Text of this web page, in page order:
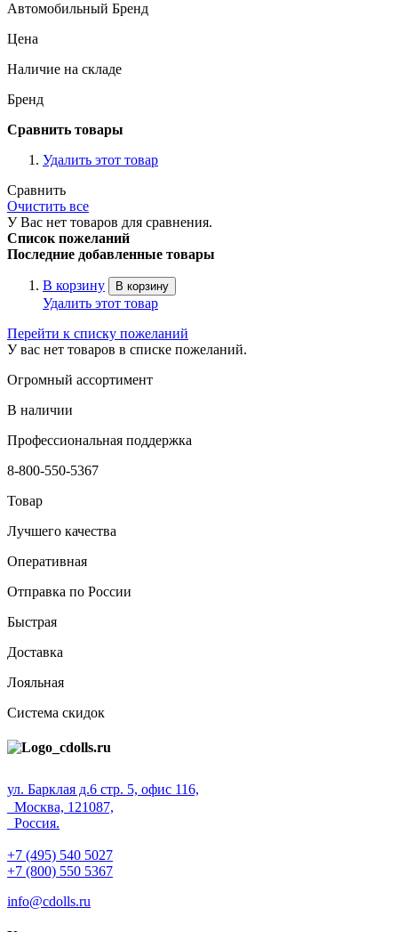
Автомобильный Бренд
Цена
Наличие на складе
Бренд
Сравнить товары
Удалить этот товар
Сравнить
Очистить все
У Вас нет товаров для сравнения.
Список пожеланий
Последние добавленные товары
В корзину В корзину
Удалить этот товар
Перейти к списку пожеланий
У вас нет товаров в списке пожеланий.
Огромный ассортимент
В наличии
Профессиональная поддержка
8-800-550-5367
Товар
Лучшего качества
Оперативная
Отправка по России
Быстрая
Доставка
Лояльная
Система скидок
ул. Барклая д.6 стр. 5, офис 116,
Москва, 121087,
Россия.
+7 (495) 540 5027
+7 (800) 550 5367
info@cdolls.ru